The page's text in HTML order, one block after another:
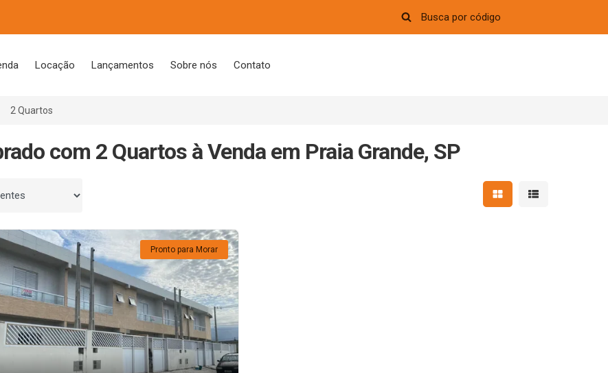
Locação Lançamentos Sobre nós Contato
2 Quartos
com 2 Quartos à Venda em Praia Grande, SP
Mostrar resultados em
Mostrar
Pronto para Morar